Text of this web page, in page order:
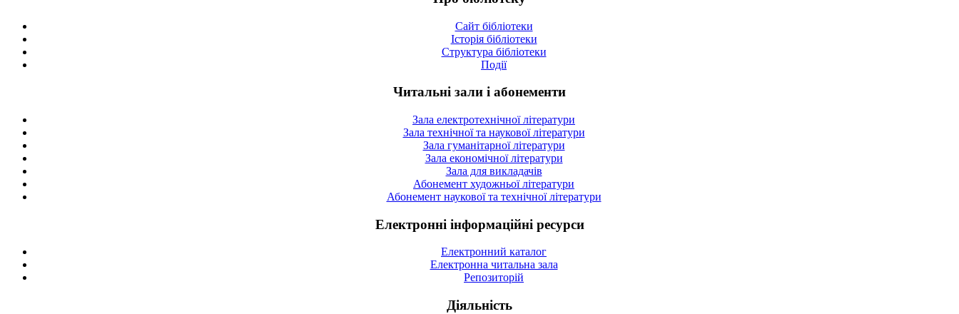
Сайт бібліотеки
Історія бібліотеки
Структура бібліотеки
Події
Читальні зали і абонементи
Зала електротехнічної літератури
Зала технічної та наукової літератури
Зала гуманітарної літератури
Зала економічної літератури
Зала для викладачів
Абонемент художньої літератури
Абонемент наукової та технічної літератури
Електронні інформаційні ресурси
Електронний каталог
Електронна читальна зала
Репозиторій
Діяльність